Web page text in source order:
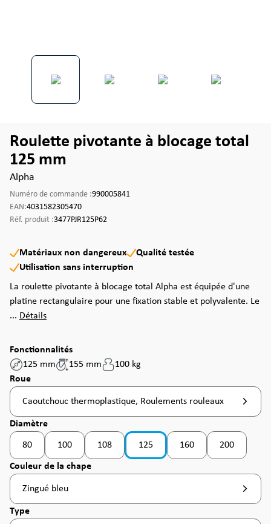
Roulette pivotante à blocage total
125 mm
Alpha
Numéro de commande :990005841
EAN:4031582305470
Réf. produit :3477PJR125P62
Matériaux non dangereux
Qualité testée
Utilisation sans interruption
La roulette pivotante à blocage total Alpha est équipée d'une
platine rectangulaire pour une fixation stable et polyvalente. Le
... Détails
Fonctionnalités
125 mm
155 mm
100 kg
Sélectionnez
Roue
Caoutchouc thermoplastique, Roulements rouleaux
Sélectionnez
Diamètre
80
(Cette option n'est pas disponible pour le moment. )
100
(Cette option n'est pas disponible pour le moment. )
108
(Cette option n'est pas disponible pour le
125 160
(Cette option n'est pas
200
(Cette
Sélectionnez
Couleur de la chape
Zingué bleu
Sélectionnez
Type